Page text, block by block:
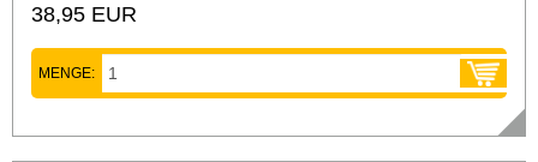
38,95 EUR
MENGE: